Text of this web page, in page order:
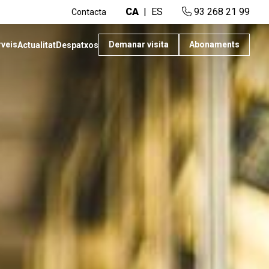
Contacta CA ES 93 268 21 99
ActualitatDespatxos Demanar visita Abonaments